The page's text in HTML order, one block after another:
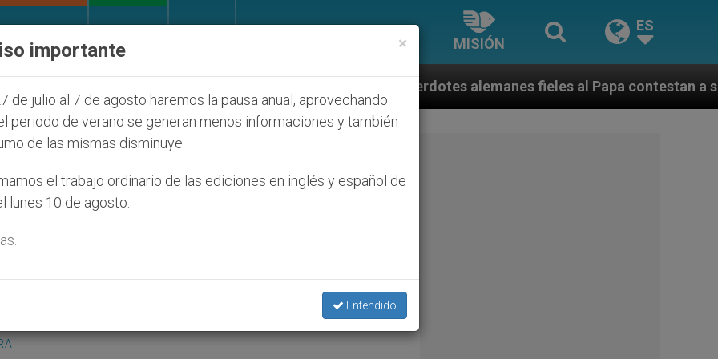
MISIÓN
ES
no sólo) en Tierra Santa Sacerdotes alemanes fieles al Papa contestan a su propio obispo (y
sobre medios de
en la nueva evangelización
×
importante
de julio al 7 de agosto haremos la pausa anual, aprovechando
periodo de verano se generan menos informaciones y también
de las mismas disminuye.
el trabajo ordinario de las ediciones en inglés y español de
lunes 10 de agosto.
Entendido